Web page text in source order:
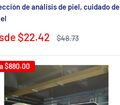
de análisis de piel, cuidado de
$22.42
Precio
$48.73
$880.00